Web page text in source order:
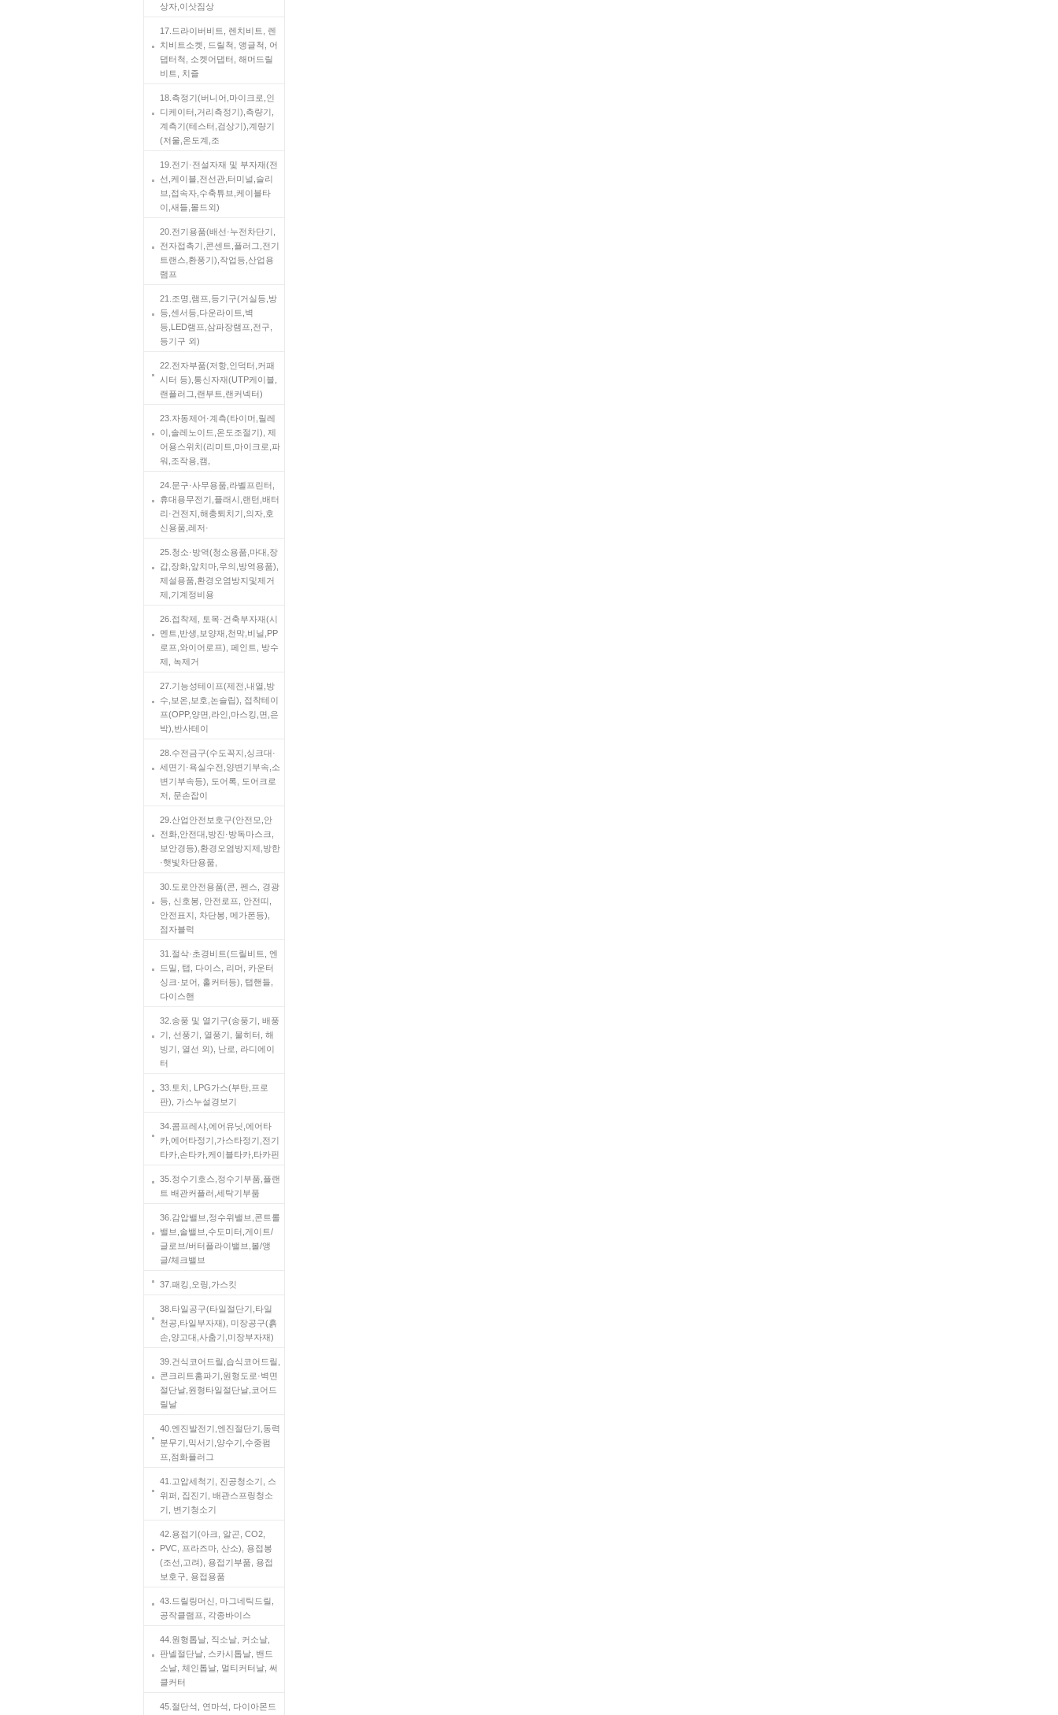
상자,이삿짐상
17.드라이버비트, 렌치비트, 렌
치비트소켓, 드릴척, 앵글척, 어
댑터척, 소켓어댑터, 해머드릴
비트, 치즐
18.측정기(버니어,마이크로,인
디케이터,거리측정기),측량기,
계측기(테스터,검상기),계량기
(저울,온도계,조
19.전기·전설자재 및 부자재(전
선,케이블,전선관,터미널,슬리
브,접속자,수축튜브,케이블타
이,새들,몰드외)
20.전기용품(배선·누전차단기,
전자접촉기,콘센트,플러그,전기
트랜스,환풍기),작업등,산업용
램프
21.조명,램프,등기구(거실등,방
등,센서등,다운라이트,벽
등,LED램프,삼파장램프,전구,
등기구 외)
22.전자부품(저항,인덕터,커패
시터 등),통신자재(UTP케이블,
랜플러그,랜부트,랜커넥터)
23.자동제어·계측(타이머,릴레
이,솔레노이드,온도조절기), 제
어용스위치(리미트,마이크로,파
워,조작용,캠,
24.문구·사무용품,라벨프린터,
휴대용무전기,플래시,랜턴,배터
리·건전지,해충퇴치기,의자,호
신용품,레저·
25.청소·방역(청소용품,마대,장
갑,장화,앞치마,우의,방역용품),
제설용품,환경오염방지및제거
제,기계정비용
26.접착제, 토목·건축부자재(시
멘트,반생,보양재,천막,비닐,PP
로프,와이어로프), 페인트, 방수
제, 녹제거
27.기능성테이프(제전,내열,방
수,보온,보호,논슬립), 접착테이
프(OPP,양면,라인,마스킹,면,은
박),반사테이
28.수전금구(수도꼭지,싱크대·
세면기·욕실수전,양변기부속,소
변기부속등), 도어록, 도어크로
저, 문손잡이
29.산업안전보호구(안전모,안
전화,안전대,방진·방독마스크,
보안경등),환경오염방지제,방한
·햇빛차단용품,
30.도로안전용품(콘, 펜스, 경광
등, 신호봉, 안전로프, 안전띠,
안전표지, 차단봉, 메가폰등),
점자블럭
31.절삭·초경비트(드릴비트, 엔
드밀, 탭, 다이스, 리머, 카운터
싱크·보어, 홀커터등), 탭핸들,
다이스핸
32.송풍 및 열기구(송풍기, 배풍
기, 선풍기, 열풍기, 물히터, 해
빙기, 열선 외), 난로, 라디에이
터
33.토치, LPG가스(부탄,프로
판), 가스누설경보기
34.콤프레샤,에어유닛,에어타
카,에어타정기,가스타정기,전기
타카,손타카,케이블타카,타카핀
35.정수기호스,정수기부품,플랜
트 배관커플러,세탁기부품
36.감압밸브,정수위밸브,콘트롤
밸브,솔밸브,수도미터,게이트/
글로브/버터플라이밸브,볼/앵
글/체크밸브
37.패킹,오링,가스킷
38.타일공구(타일절단기,타일
천공,타일부자재), 미장공구(흙
손,양고대,사춤기,미장부자재)
39.건식코어드릴,습식코어드릴,
콘크리트홈파기,원형도로·벽면
절단날,원형타일절단날,코어드
릴날
40.엔진발전기,엔진절단기,동력
분무기,믹서기,양수기,수중펌
프,점화플러그
41.고압세척기, 진공청소기, 스
위퍼, 집진기, 배관스프링청소
기, 변기청소기
42.용접기(아크, 알곤, CO2,
PVC, 프라즈마, 산소), 용접봉
(조선,고려), 용접기부품, 용접
보호구, 용접용품
43.드릴링머신, 마그네틱드릴,
공작클램프, 각종바이스
44.원형톱날, 직소날, 커소날,
판넬절단날, 스카시톱날, 밴드
소날, 체인톱날, 멀티커터날, 써
클커터
45.절단석, 연마석, 다이아몬드